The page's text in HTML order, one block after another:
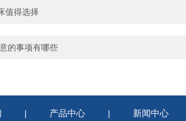
值得选择
的事项有哪些
| 产品中心 | 新闻中心